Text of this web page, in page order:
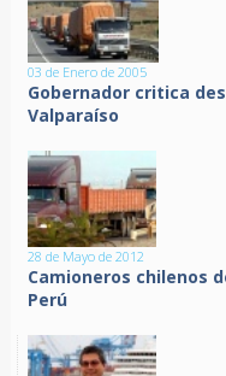
03 de Enero de 2005
Gobernador critica
Valparaíso
28 de Mayo de 2012
Camioneros chilenos
Perú